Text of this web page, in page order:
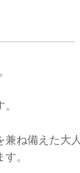
ね備えた大人
。